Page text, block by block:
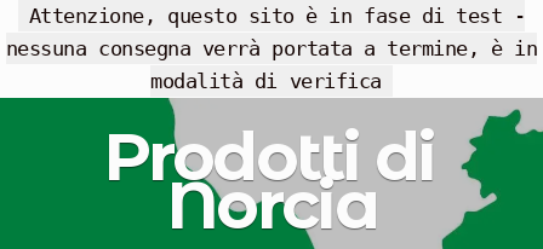
Attenzione, questo sito è in fase di test -
nessuna consegna verrà portata a termine, è in
modalità di verifica
navigazione
contenutoProdotti di
Norcia